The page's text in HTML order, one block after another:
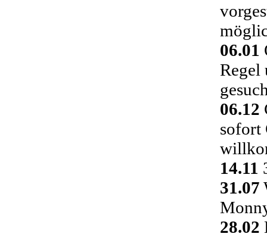
06.01
Regel
06.12
sofort
14.11
31.07
28.02